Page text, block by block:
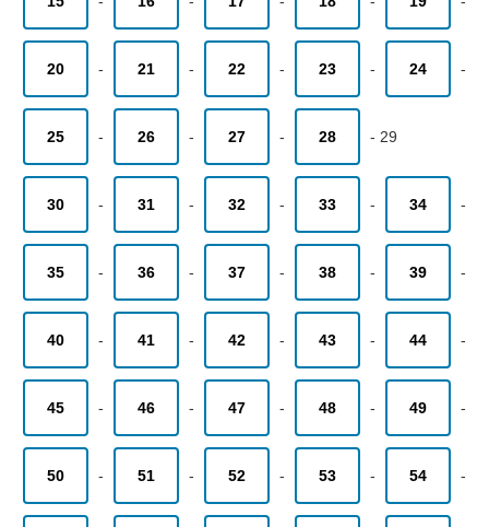
20 - 21 - 22 - 23 - 24 -
25 - 26 - 27 - 28 - 29
30 - 31 - 32 - 33 - 34 -
35 - 36 - 37 - 38 - 39 -
40 - 41 - 42 - 43 - 44 -
45 - 46 - 47 - 48 - 49 -
50 - 51 - 52 - 53 - 54 -